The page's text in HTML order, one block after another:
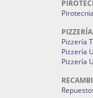
Pizzería
Pizzería
Pizzería